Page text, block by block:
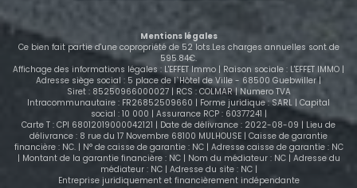
parking et d'un garage . Les charges de copropriétés
plus d'informations ou organiser une visite ,
n'hésitez pas à nous contacter .
Mentions légales
Ce bien fait partie d'une copropriété de 52 lots.Les charges annuelles sont de
595.84€.
Affichage des informations légales : L'EFFET Immo | Raison sociale : L'EFFET IMMO |
Adresse siège social : 5 place de l`Hôtel de Ville - 68500 Guebwiller |
Siret : 85250966000027 | RCS : COLMAR | Numero TVA
Intracommunautaire : FR26852509660 | Forme juridique : SARL | Capital
social : 10 000 | Assurance RCP : 60377241 |
Carte T : CPI 68012019000042121 | Date de délivrance : 2022-08-09 | Lieu de
délivrance : 8 rue du 17 Novembre 68100 MULHOUSE | Caisse de garantie
financière : NC. | N° de caisse de garantie : NC | Adresse caisse de garantie : NC
| Montant de la garantie financière : NC | Nom du médiateur : NC | Adresse du
médiateur : NC | Adresse du site : NC |
Entreprise juridiquement et financièrement indépendante